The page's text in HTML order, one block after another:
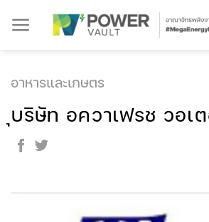
อาหารและเกษตร
บริษัท อควาเฟรช วอเ